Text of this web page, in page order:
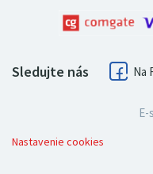
Sledujte nás
E-
Nastavenie cookies